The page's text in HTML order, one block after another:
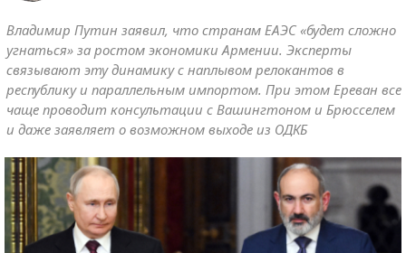
Владимир Путин заявил, что странам ЕАЭС «будет сложно
угнаться» за ростом экономики Армении. Эксперты
связывают эту динамику с наплывом релокантов в
республику и параллельным импортом. При этом Ереван все
чаще проводит консультации с Вашингтоном и Брюсселем
и даже заявляет о возможном выходе из ОДКБ